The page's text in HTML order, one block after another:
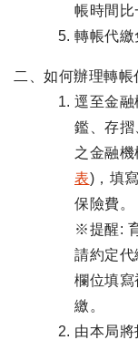
帳時間比
轉帳代繳
二、如何辦理轉帳
逕至金融
鑑、存摺
之金融機
表)，填
保險費。
※提醒:
請約定代
欄位填寫
繳。
由本局